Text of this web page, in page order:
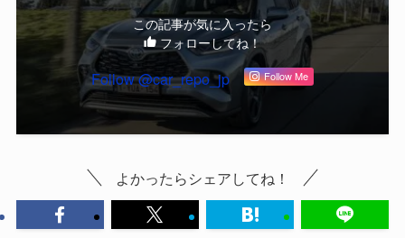
この記事が気に入ったら
フォローしてね！
Follow @car_repo_jp Follow Me
よかったらシェアしてね！